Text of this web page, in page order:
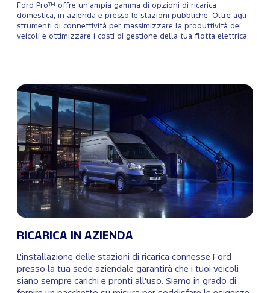
Ford Pro™ offre un'ampia gamma di opzioni di ricarica
domestica, in azienda e presso le stazioni pubbliche. Oltre agli
strumenti di connettività per massimizzare la produttività dei
veicoli e ottimizzare i costi di gestione della tua flotta elettrica.
RICARICA IN AZIENDA
L'installazione delle stazioni di ricarica connesse Ford
presso la tua sede aziendale garantirà che i tuoi veicoli
siano sempre carichi e pronti all'uso. Siamo in grado di